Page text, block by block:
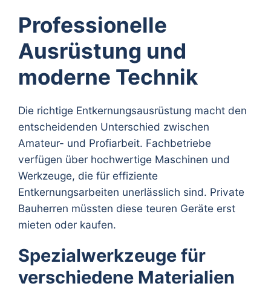
Professionelle
Ausrüstung und
moderne Technik
Die richtige Entkernungsausrüstung macht den
entscheidenden Unterschied zwischen
Amateur- und Profiarbeit. Fachbetriebe
verfügen über hochwertige Maschinen und
Werkzeuge, die für effiziente
Entkernungsarbeiten unerlässlich sind. Private
Bauherren müssten diese teuren Geräte erst
mieten oder kaufen.
Spezialwerkzeuge für
verschiedene Materialien